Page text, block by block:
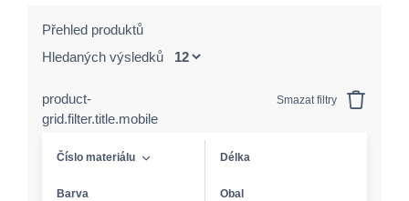
Přehled produktů
Hledaných výsledků
product-
grid.filter.title.mobile
Smazat filtry
Číslo materiálu Délka
Barva Obal